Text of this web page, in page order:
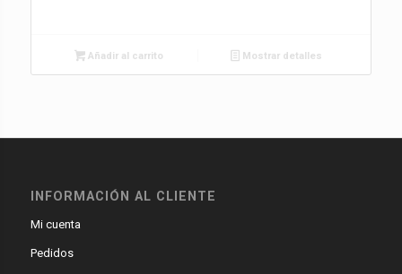
Añadir al carrito Mostrar detalles
INFORMACIÓN AL CLIENTE
Mi cuenta
Pedidos